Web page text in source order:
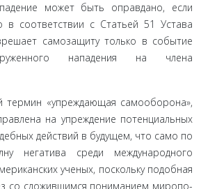
может быть оправда­но, если
соответствии с Статьей 51 Устава
самозащиту только в событие
нападения на члена
термин «упреждающая самообо­рона»,
на упреждение потенци­альных
действий в будущем, что само по
негатива среди международного
ученых, поскольку подобная
со сложившимся пониманием миропо­